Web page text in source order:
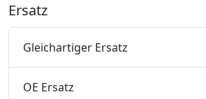
Ersatz
Gleichartiger Ersatz
OE Ersatz